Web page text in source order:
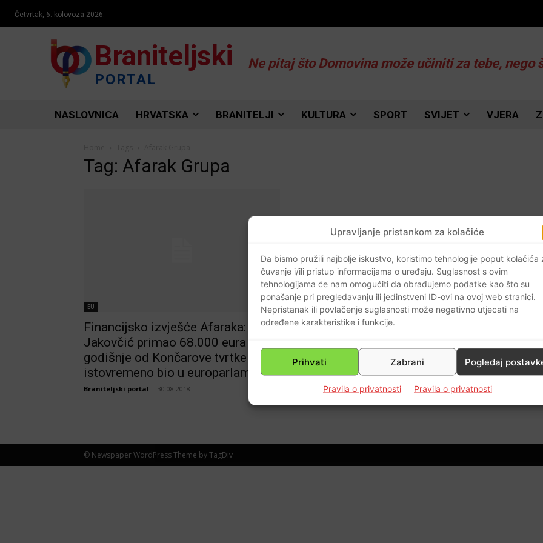
Upravljanje pristankom za kolačiće
Da bismo pružili najbolje iskustvo, koristimo tehnologije poput kolačića
čuvanje i/ili pristup informacijama o uređaju. Suglasnost s ovim
tehnologijama će nam omogućiti da obrađujemo podatke kao što su
ponašanje pri pregledavanju ili jedinstveni ID-ovi na ovoj web stranici.
Nepristanak ili povlačenje suglasnosti može negativno utjecati na
određene karakteristike i funkcije.
Prihvati Zabrani Pogledaj
Pravila o privatnosti Pravila o privatnosti
Četvrtak, 6. kolovoza 2026.
Braniteljski
PORTAL
Ne pitaj što Domovina može učiniti za tebe, nego
NASLOVNICA HRVATSKA BRANITELJI KULTURA SPORT SVIJET VJERA
Tag: Afarak Grupa
EU
Financijsko izvješće Afaraka:
Jakovčić primao 68.000 eura
godišnje od Končarove tvrtke i
istovremeno bio u europarlamentu!
Braniteljski portal 30.08.2018
© Newspaper WordPress Theme by TagDiv